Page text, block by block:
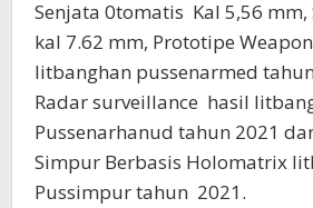
Senjata 0tomatis Kal 5,56 mm,
kal 7.62 mm, Prototipe
litbanghan pussenarmed
Radar surveillance hasil
Pussenarhanud tahun 2021
Simpur Berbasis Holomatrix
Pussimpur tahun 2021.